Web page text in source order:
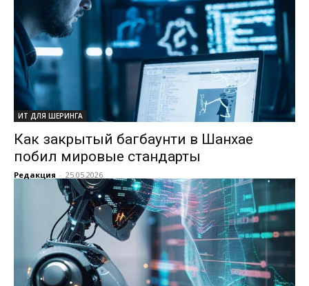
ИТ ДЛЯ ШЕРИНГА
Как закрытый багбаунти в Шанхае
побил мировые стандарты
Редакция - 25.05.2026